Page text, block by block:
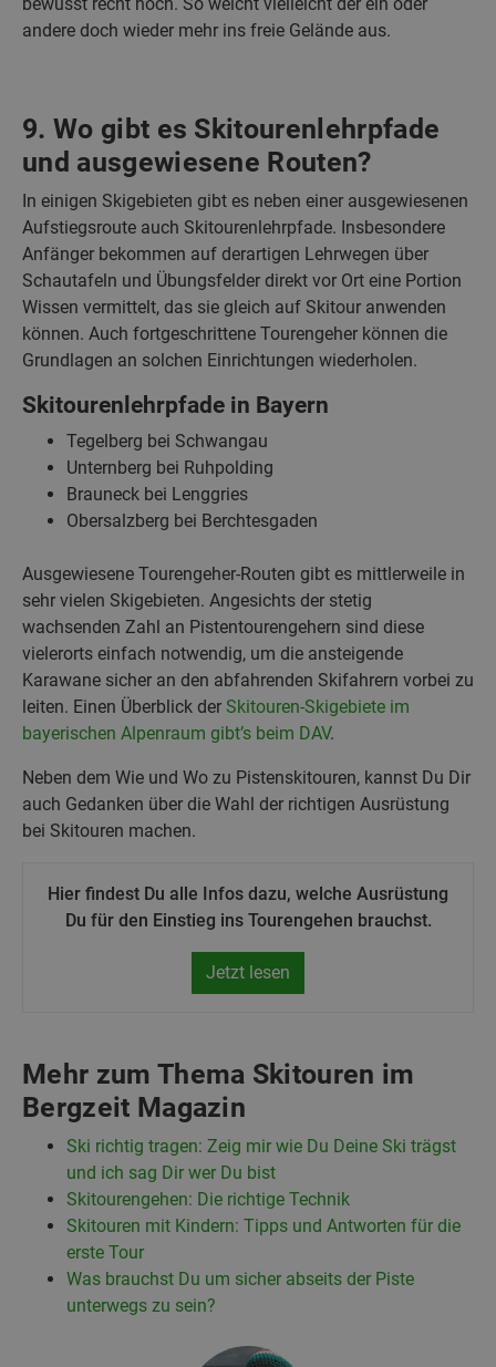
andere doch wieder mehr ins freie Gelände aus.
9. Wo gibt es Skitourenlehrpfade
und ausgewiesene Routen?
In einigen Skigebieten gibt es neben einer ausgewiesenen
Aufstiegsroute auch Skitourenlehrpfade. Insbesondere
Anfänger bekommen auf derartigen Lehrwegen über
Schautafeln und Übungsfelder direkt vor Ort eine Portion
Wissen vermittelt, das sie gleich auf Skitour anwenden
können. Auch fortgeschrittene Tourengeher können die
Grundlagen an solchen Einrichtungen wiederholen.
Skitourenlehrpfade in Bayern
Tegelberg bei Schwangau
Unternberg bei Ruhpolding
Brauneck bei Lenggries
Obersalzberg bei Berchtesgaden
Ausgewiesene Tourengeher-Routen gibt es mittlerweile in
sehr vielen Skigebieten. Angesichts der stetig
wachsenden Zahl an Pistentourengehern sind diese
vielerorts einfach notwendig, um die ansteigende
Karawane sicher an den abfahrenden Skifahrern vorbei zu
leiten. Einen Überblick der Skitouren-Skigebiete im
bayerischen Alpenraum gibt’s beim DAV.
Neben dem Wie und Wo zu Pistenskitouren, kannst Du Dir
auch Gedanken über die Wahl der richtigen Ausrüstung
bei Skitouren machen.
Hier findest Du alle Infos dazu, welche Ausrüstung
Du für den Einstieg ins Tourengehen brauchst.
Jetzt lesen
Mehr zum Thema Skitouren im
Bergzeit Magazin
Ski richtig tragen: Zeig mir wie Du Deine Ski trägst
und ich sag Dir wer Du bist
Skitourengehen: Die richtige Technik
Skitouren mit Kindern: Tipps und Antworten für die
erste Tour
Was brauchst Du um sicher abseits der Piste
unterwegs zu sein?